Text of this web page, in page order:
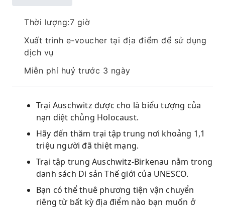
Thời lượng:7 giờ
Xuất trình e-voucher tại địa điểm để sử dụng
dịch vụ
Miễn phí huỷ trước 3 ngày
Trại Auschwitz được cho là biểu tượng của
nạn diệt chủng Holocaust.
Hãy đến thăm trại tập trung nơi khoảng 1,1
triệu người đã thiệt mạng.
Trại tập trung Auschwitz-Birkenau nằm trong
danh sách Di sản Thế giới của UNESCO.
Bạn có thể thuê phương tiện vận chuyển
riêng từ bất kỳ địa điểm nào bạn muốn ở